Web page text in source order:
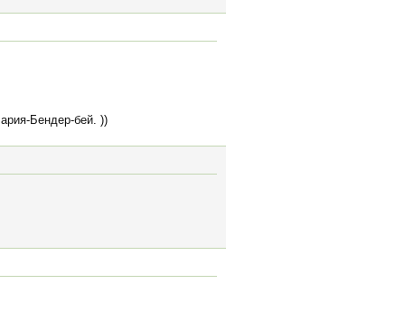
Бендер-бей. ))